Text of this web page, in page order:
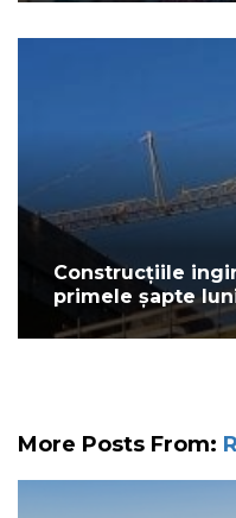
Construcțiile
primele șapte
More Posts From: